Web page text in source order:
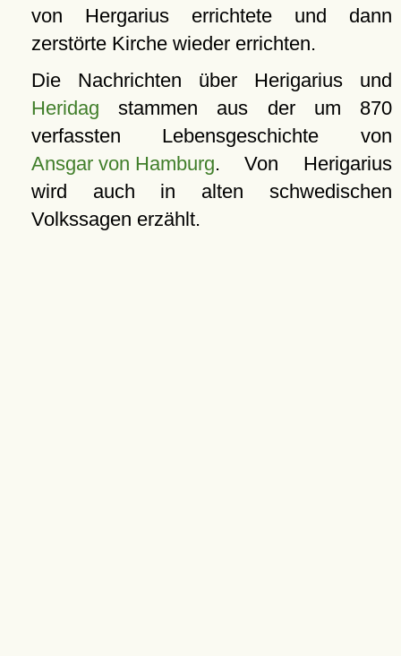
von Hergarius errichtete und dann
zerstörte Kirche wieder errichten.
Die Nachrichten über Herigarius und
Heridag stammen aus der um 870
verfassten Lebensgeschichte von
Ansgar von Hamburg. Von Herigarius
wird auch in alten schwedischen
Volkssagen erzählt.